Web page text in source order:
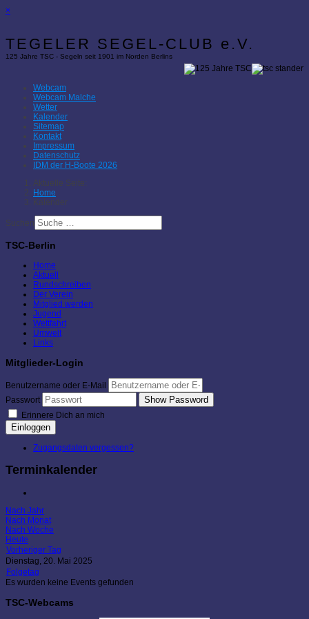
×
TEGELER SEGEL-CLUB e.V.
125 Jahre TSC - Segeln seit 1901 im Norden Berlins
Webcam
Webcam Malche
Wetter
Kalender
Sitemap
Kontakt
Impressum
Datenschutz
IDM der H-Boote 2026
Aktuelle Seite:
Home
Kalender
Suchen
TSC-Berlin
Home
Aktuell
Rundschreiben
Der Verein
Mitglied werden
Jugend
Wettfahrt
Umwelt
Links
Mitglieder-Login
Benutzername oder E-Mail
Passwort
Show Password
Erinnere Dich an mich
Einloggen
Zugangsdaten vergessen?
Terminkalender
Nach Jahr
Nach Monat
Nach Woche
Heute
Vorheriger Tag
Dienstag, 20. Mai 2025
Folgetag
Es wurden keine Events gefunden
TSC-Webcams